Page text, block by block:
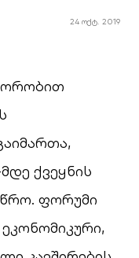
24 ოქტ. 2019
ქვეყნის
ფორუმი